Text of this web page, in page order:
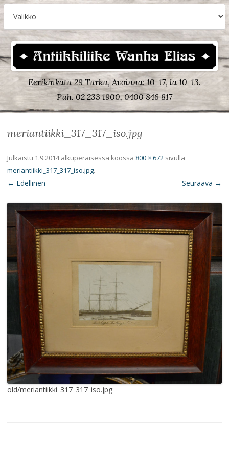
Eerikinkatu 29 Turku, Avoinna: 10-17, la 10-13.
Puh. 02 233 1900, 0400 846 817
meriantiikki_317_317_iso.jpg
Julkaistu 1.9.2014alkuperäisessä koossa 800 × 672 sivulla
meriantiikki_317_317_iso.jpg.
← Edellinen Seuraava →
old/meriantiikki_317_317_iso.jpg